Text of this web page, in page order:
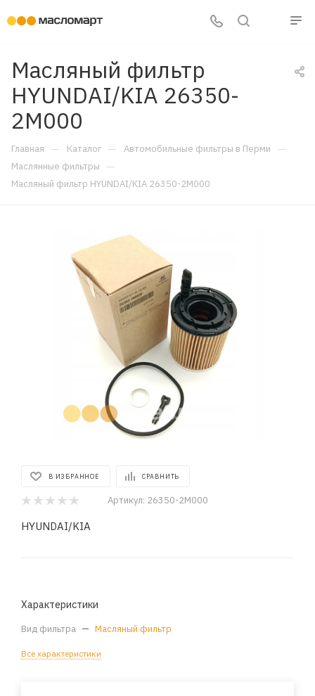
Масляный фильтр
HYUNDAI/KIA 26350-
2M000
Главная — Каталог — Автомобильные фильтры в Перми —
Маслянные фильтры —
Масляный фильтр HYUNDAI/KIA 26350-2M000
В ИЗБРАННОЕ СРАВНИТЬ
Артикул: 26350-2M000
HYUNDAI/KIA
Характеристики
Вид фильтра — Масляный фильтр
Все характеристики